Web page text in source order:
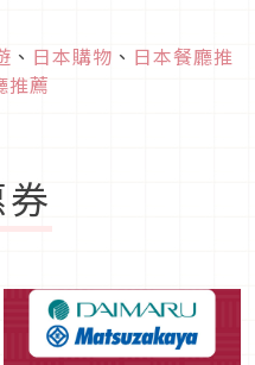
、 日本購物 、 日本餐廳推
推薦